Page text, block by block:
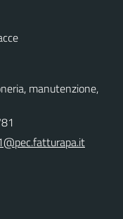
manutenzione,